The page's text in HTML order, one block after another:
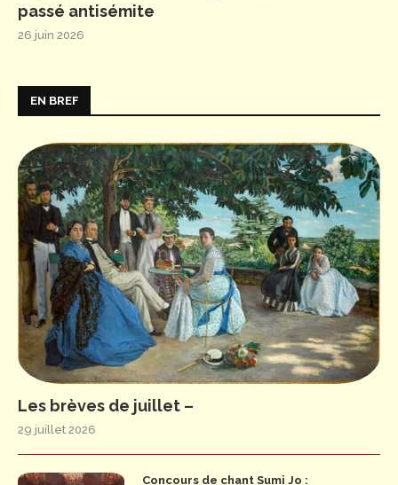
passé antisémite
26 juin 2026
EN BREF
Les brèves de juillet –
29 juillet 2026
Concours de chant Sumi Jo :